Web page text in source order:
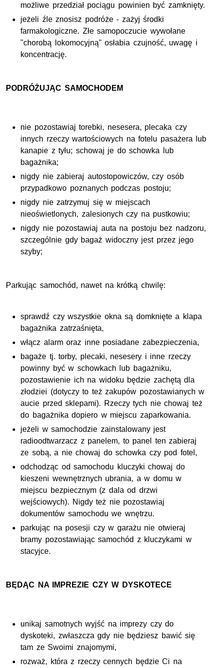
możliwe przedział pociągu powinien być zamknięty.
jeżeli źle znosisz podróże - zażyj środki
farmakologiczne. Złe samopoczucie wywołane
"chorobą lokomocyjną" osłabia czujność, uwagę i
koncentrację.
PODRÓŻUJĄC SAMOCHODEM
nie pozostawiaj torebki, nesesera, plecaka czy
innych rzeczy wartościowych na fotelu pasażera lub
kanapie z tyłu; schowaj je do schowka lub
bagażnika;
nigdy nie zabieraj autostopowiczów, czy osób
przypadkowo poznanych podczas postoju;
nigdy nie zatrzymuj się w miejscach
nieoświetlonych, zalesionych czy na pustkowiu;
nigdy nie pozostawiaj auta na postoju bez nadzoru,
szczególnie gdy bagaż widoczny jest przez jego
szyby;
Parkując samochód, nawet na krótką chwilę:
sprawdź czy wszystkie okna są domknięte a klapa
bagażnika zatrzaśnięta,
włącz alarm oraz inne posiadane zabezpieczenia,
bagaże tj. torby, plecaki, nesesery i inne rzeczy
powinny być w schowkach lub bagażniku,
pozostawienie ich na widoku będzie zachętą dla
złodziei (dotyczy to też zakupów pozostawianych w
aucie przed sklepami). Rzeczy tych nie chowaj też
do bagażnika dopiero w miejscu zaparkowania.
jeżeli w samochodzie zainstalowany jest
radioodtwarzacz z panelem, to panel ten zabieraj
ze sobą, a nie chowaj do schowka czy pod fotel,
odchodząc od samochodu kluczyki chowaj do
kieszeni wewnętrznych ubrania, a w domu w
miejscu bezpiecznym (z dala od drzwi
wejściowych). Nigdy też nie pozostawiaj
dokumentów samochodu we wnętrzu.
parkując na posesji czy w garażu nie otwieraj
bramy pozostawiając samochód z kluczykami w
stacyjce.
BĘDĄC NA IMPREZIE CZY W DYSKOTECE
unikaj samotnych wyjść na imprezy czy do
dyskoteki, zwłaszcza gdy nie będziesz bawić się
tam ze Swoimi znajomymi,
rozważ, która z rzeczy cennych będzie Ci na